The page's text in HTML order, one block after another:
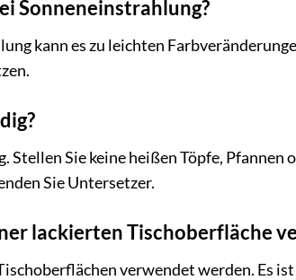
Sonneneinstrahlung?
kann es zu leichten
Sie keine heißen Töpfe, Pfannen
Sie Untersetzer.
lackierten Tischoberfläche
verwendet werden. Es